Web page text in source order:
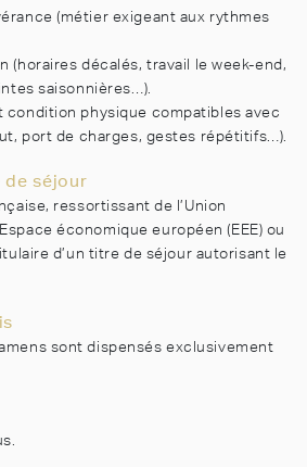
(métier exigeant aux rythmes
(horaires décalés, travail le week-end,
saisonnières…).
condition physique compatibles avec
port de charges, gestes répétitifs…).
séjour
ressortissant de l’Union
économique européen (EEE) ou
d’un titre de séjour autorisant le
sont dispensés exclusivement